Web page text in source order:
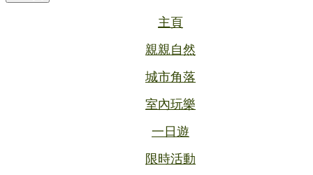
主頁
親親自然
城市角落
室內玩樂
一日遊
限時活動